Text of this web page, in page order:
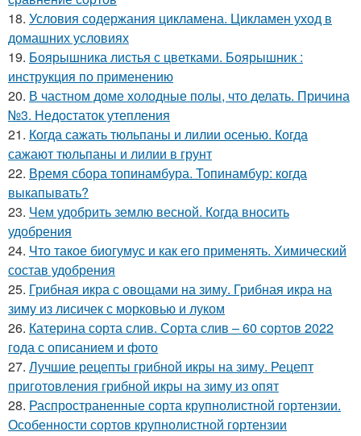
18. Условия содержания цикламена. Цикламен уход в
домашних условиях
19. Боярышника листья с цветками. Боярышник :
инструкция по применению
20. В частном доме холодные полы, что делать. Причина
№3. Недостаток утепления
21. Когда сажать тюльпаны и лилии осенью. Когда
сажают тюльпаны и лилии в грунт
22. Время сбора топинамбура. Топинамбур: когда
выкапывать?
23. Чем удобрить землю весной. Когда вносить
удобрения
24. Что такое биогумус и как его применять. Химический
состав удобрения
25. Грибная икра с овощами на зиму. Грибная икра на
зиму из лисичек с морковью и луком
26. Катерина сорта слив. Сорта слив – 60 сортов 2022
года с описанием и фото
27. Лучшие рецепты грибной икры на зиму. Рецепт
приготовления грибной икры на зиму из опят
28. Распространенные сорта крупнолистной гортензии.
Особенности сортов крупнолистной гортензии